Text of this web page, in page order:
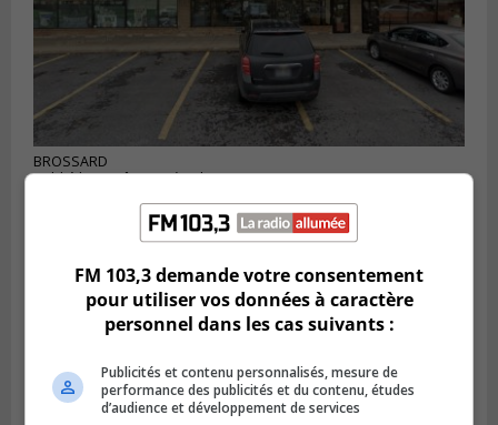
BROSSARD
Publié le 2 août 2026 à 23h04
Rappel de quatre produits alimentaires à
FM 103,3 demande votre consentement
pour utiliser vos données à caractère
personnel dans les cas suivants :
Publicités et contenu personnalisés, mesure de
performance des publicités et du contenu, études
d’audience et développement de services